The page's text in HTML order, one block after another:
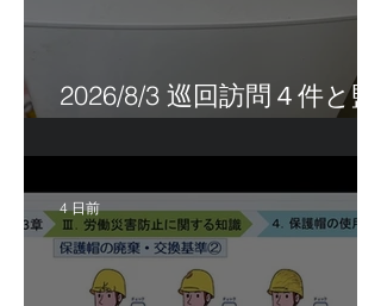
2026/8/3 巡回訪問４件と監
4 日前